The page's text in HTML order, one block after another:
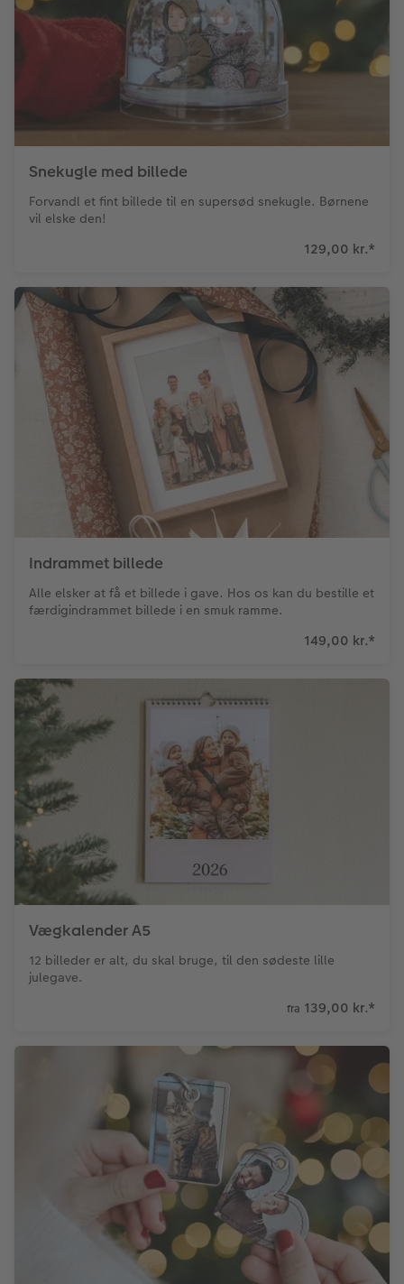
Snekugle med billede
Forvandl et fint billede til en supersød snekugle. Børnene
vil elske den!
129,00 kr.*
Indrammet billede
Alle elsker at få et billede i gave. Hos os kan du bestille et
færdigindrammet billede i en smuk ramme.
149,00 kr.*
Vægkalender A5
12 billeder er alt, du skal bruge, til den sødeste lille
julegave.
fra 139,00 kr.*